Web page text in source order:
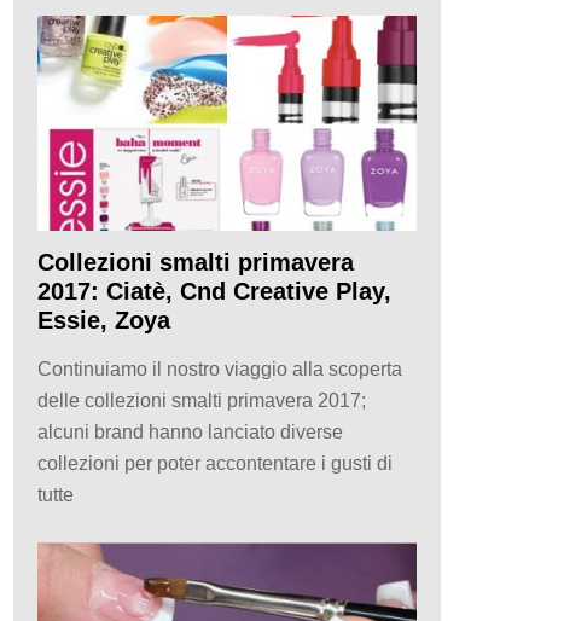
Collezioni smalti primavera
2017: Ciatè, Cnd Creative Play,
Essie, Zoya
Continuiamo il nostro viaggio alla scoperta
delle collezioni smalti primavera 2017;
alcuni brand hanno lanciato diverse
collezioni per poter accontentare i gusti di
tutte